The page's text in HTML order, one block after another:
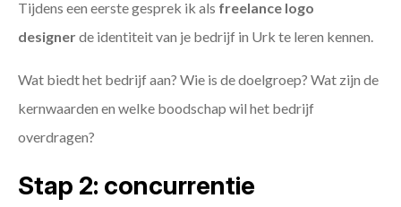
Tijdens een eerste gesprek ik als freelance logo
designerde identiteit van je bedrijf in Urk te leren kennen.
Wat biedt het bedrijf aan? Wie is de doelgroep? Wat zijn de
kernwaarden en welke boodschap wil het bedrijf
overdragen?
Stap 2: concurrentie